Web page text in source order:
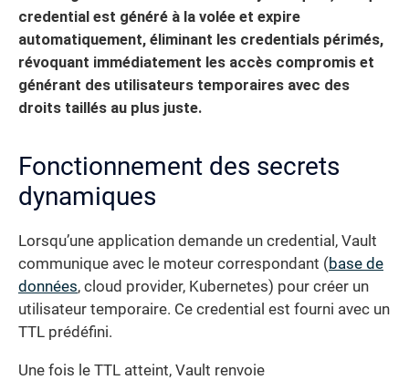
credential est généré à la volée et expire
automatiquement, éliminant les credentials périmés,
révoquant immédiatement les accès compromis et
générant des utilisateurs temporaires avec des
droits taillés au plus juste.
Fonctionnement des secrets
dynamiques
Lorsqu’une application demande un credential, Vault
communique avec le moteur correspondant (base de
données, cloud provider, Kubernetes) pour créer un
utilisateur temporaire. Ce credential est fourni avec un
TTL prédéfini.
Une fois le TTL atteint, Vault renvoie